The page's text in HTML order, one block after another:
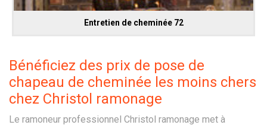
Entretien de cheminée 72
Bénéficiez des prix de pose de
chapeau de cheminée les moins chers
chez Christol ramonage
Le ramoneur professionnel Christol ramonage met à